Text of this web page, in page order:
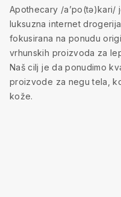
Apothecary /a’po(tə)kari/
luksuzna internet drogerija
fokusirana na ponudu
vrhunskih proizvoda za
Naš cilj je da ponudimo
proizvode za negu tela,
kože.